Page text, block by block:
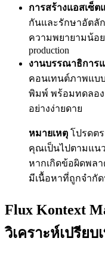
การสร้างแอสเซ็ต
กันและรักษาอัตลั
ความพยายามน้อ
production
งานบรรณาธิการ
คอนเทนต์ภาพแบ
พิมพ์ พร้อมทดลอ
อย่างง่ายดาย
หมายเหตุ โปรดต
คุณเป็นไปตามแน
หากเกิดข้อผิดพล
มีเนื้อหาที่ถูกจำกั
Flux Kontext
วิเคราะห์เปรียบ